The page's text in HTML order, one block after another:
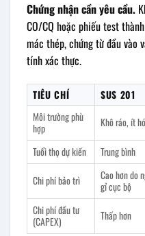
Chứng nhận cần yêu cầu.
CO/CQ hoặc phiếu test
mác thép, chứng từ đầu vào
tính xác thực.
TIÊU CHÍ SUS 201
Môi trường phù
hợp
Khô ráo, ít
Tuổi thọ dự kiến
Trung bình
Chi phí bảo trì
Cao hơn do
gỉ cục bộ
Chi phí đầu tư
(CAPEX)
Thấp hơn